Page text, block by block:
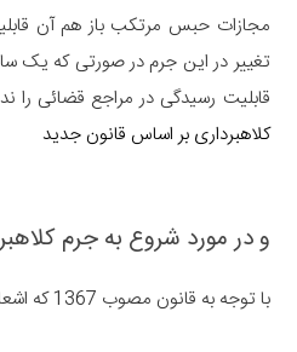
مجازات حبس مرتکب باز هم آن
تغییر در این جرم در صورتی که یک
قابلیت رسیدگی در مراجع قضائی را
کلاهبرداری بر اساس قانون جدید
و در مورد شروع به جرم
با توجه به قانون مصوب 1367 که اشعار بیان کرده است: